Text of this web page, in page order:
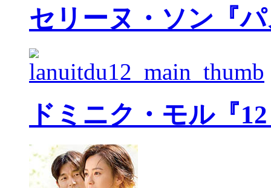
セリーヌ・ソン『
ドミニク・モル『